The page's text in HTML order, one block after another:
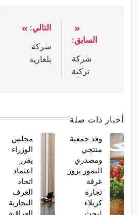
السابق:
شركة
تركية
التالي:
شركة
بلغارية
أخبار ذات صلة
وفد جمعية
منتجي
ومصدري
التمور يزور
غرفة
تجارة
كربلاء
مجلس
الوزراء
يقرر
اعتماد
اتحاد
الغرف
التجارية